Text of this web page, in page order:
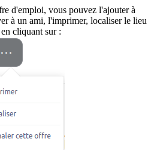
d'emploi, vous pouvez l'ajouter à
à un ami, l'imprimer, localiser le lieu
cliquant sur :